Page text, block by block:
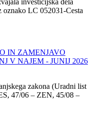
oznako LC 052031-Cesta
IN ZAMENJAVO
V NAJEM - JUNIJ 2026
zakona (Uradni list
47/06 – ZEN, 45/08 –